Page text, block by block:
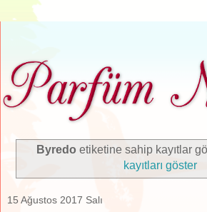
Byredo etiketine sahip kayıtlar
kayıtları göster
15 Ağustos 2017 Salı